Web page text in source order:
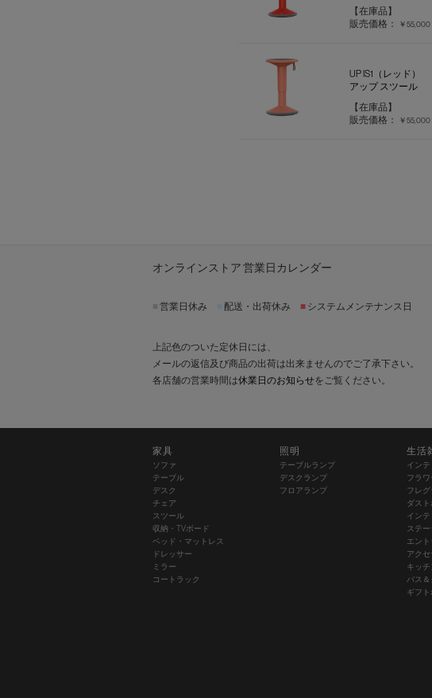
【在庫品】
販売価格：
￥55,000
UP IS1（レッド）
アップ スツール
【在庫品】
販売価格：
￥55,000
オンラインストア 営業日カレンダー
営業日休み 配送・出荷休み ■ システムメンテナンス日
上記色のついた定休日には、
メールの返信及び商品の出荷は出来ませんのでご了承下さい。
各店舗の営業時間は休業日のお知らせをご覧ください。
家具
ソファ
テーブル
デスク
チェア
スツール
収納・TVボード
ベッド・マットレス
ドレッサー
ミラー
コートラック
照明
テーブルランプ
デスクランプ
フロアランプ
生活
イン
フラ
フレ
ダス
イン
ステ
エン
アク
キッ
バス
ギフ